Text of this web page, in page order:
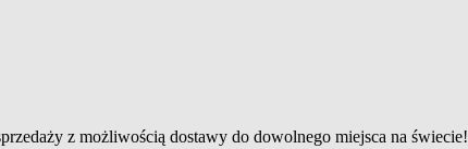
z możliwością dostawy do dowolnego miejsca na świecie!